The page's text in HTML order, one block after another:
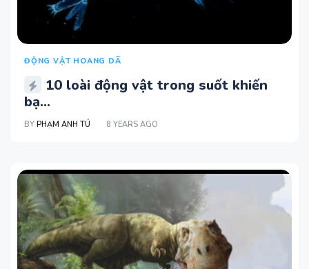
ĐỘNG VẬT HOANG DÃ
10 loài động vật trong suốt khiến
bạ...
BY PHẠM ANH TÚ 8 YEARS AGO